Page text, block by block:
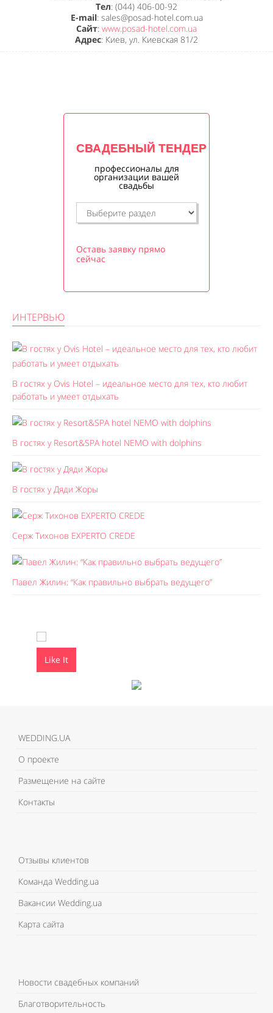
Тел: (044) 406-00-92
E-mail: sales@posad-hotel.com.ua
Сайт: www.posad-hotel.com.ua
Адрес: Киев, ул. Киевская 81/2
СВАДЕБНЫЙ ТЕНДЕР
профессионалы для
организации вашей
свадьбы
Оставь заявку прямо
сейчас
ИНТЕРВЬЮ
В гостях у Ovis Hotel – идеальное место для тех, кто любит
работать и умеет отдыхать
В гостях у Resort&SPA hotel NEMO with dolphins
В гостях у Дяди Жоры
Серж Тихонов EXPERTO CREDE
Павел Жилин: “Как правильно выбрать ведущего”
Like It
WEDDING.UA
О проекте
Размещение на сайте
Контакты
Отзывы клиентов
Команда Wedding.ua
Вакансии Wedding.ua
Карта сайта
Новости свадебных компаний
Благотворительность